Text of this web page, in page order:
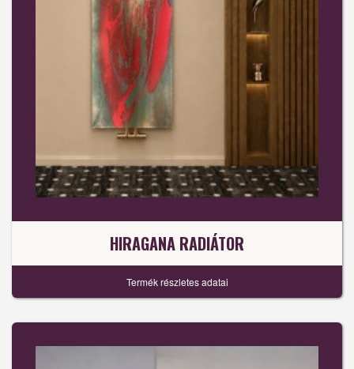
HIRAGANA RADIÁTOR
Termék részletes adatai